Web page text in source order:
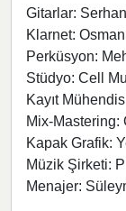
Gitarlar:
Klarnet:
Perküsyon:
Stüdyo: Cell
Kayıt
Mix-Mastering:
Kapak Grafik:
Müzik Şirketi:
Menajer: